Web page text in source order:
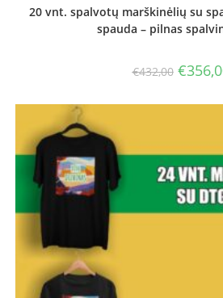
20 vnt. spalvotų marškinėlių su
spauda – pilnas
€432,00 Original
price
€432,00.
€